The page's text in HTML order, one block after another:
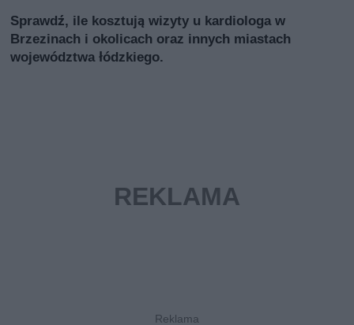
Sprawdź, ile kosztują wizyty u kardiologa w
Brzezinach i okolicach oraz innych miastach
województwa łódzkiego.